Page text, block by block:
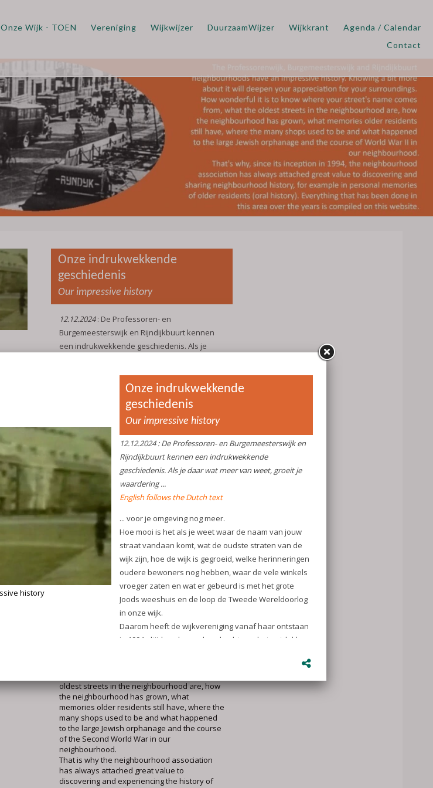
Onze Wijk - TOEN Vereniging Wijkwijzer DuurzaamWijzer Wijkkrant
Agenda / Calendar
Contact
Onze indrukwekkende
geschiedenis
Our impressive history
12.12.2024: De Professoren- en
Burgemeesterswijk en Rijndijkbuurt kennen
een indrukwekkende geschiedenis. Als je
English follows the Dutch text
... voor je omgeving nog meer.
Hoe mooi is het als je weet waar de naam van
jouw straat vandaan komt, wat de oudste
straten van de wijk zijn, hoe de wijk is
gegroeid, welke herinneringen oudere
bewoners nog hebben, waar de vele winkels
vroeger zaten en wat er gebeurd is met het
grote Joods weeshuis en de loop de Tweede
Wereldoorlog in onze wijk.
Daarom heeft de wijkvereniging vanaf haar
ontstaan in 1994 altijd veel waarde gehecht
aan het ontdekken en laten meebeleven van
de wijkgeschiedenis, bijvoorbeeld in
persoonlijke herinneringen van oudere
wijkbewoners (oral History). Alles wat daar in
de loop van de jaren aan is gedaan, komt op
de website samen.
Our impressive history
The Professoren- en Burgemeesterswijk and
Rijndijkbuurt have an impressive history. If
oldest streets in the neighbourhood are, how
the neighbourhood has grown, what
memories older residents still have, where the
many shops used to be and what happened
to the large Jewish orphanage and the course
of the Second World War in our
neighbourhood.
That is why the neighbourhood association
has always attached great value to
discovering and experiencing the history of